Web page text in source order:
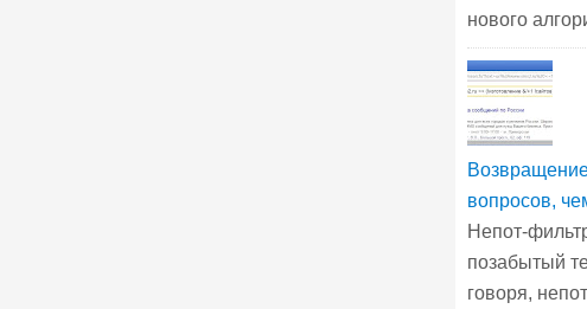
нового
вопросов,
Непот-
позабытый
говоря,